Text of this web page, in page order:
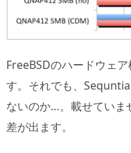
FreeBSDのハードウェ
す。それでも、
ないのか…。載せてい
差が出ます。